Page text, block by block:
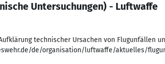
Untersuchungen) - Luftwaffe
technischer Ursachen von Flugunfällen
de/organisation/luftwaffe/aktuelles/